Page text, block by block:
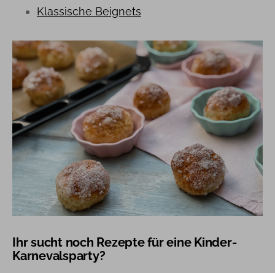
Klassische Beignets
Ihr sucht noch Rezepte für eine Kinder-
Karnevalsparty?